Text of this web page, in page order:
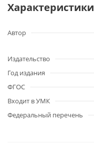
Характеристики
Автор
Издательство
Год издания
ФГОС
Входит в УМК
Федеральный перечень